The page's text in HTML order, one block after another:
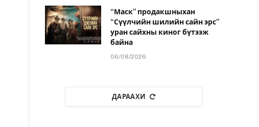
“Маск” продакшныхан
“Сүүлчийн шилийн сайн эрс”
уран сайхны киног бүтээж
байна
06/08/2026
ДАРААХИ